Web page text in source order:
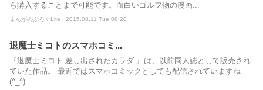
ら購入することまで可能です。面白いゴルフ物の漫画...
まんがのぶろぐLite | 2015.08.11 Tue 08:20
退魔士ミコトのスマホコミ...
『退魔士ミコト-差し出されたカラダ-』は、以前同人誌として販売され
ていた作品。 最近ではスマホコミックとしても配信されていますね
(^_^)